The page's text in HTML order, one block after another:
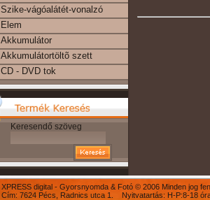
Szike-vágóalátét-vonalzó
Elem
Akkumulátor
Akkumulátortöltõ szett
CD - DVD tok
Keresendő szöveg
XPRESS digital - Gyorsnyomda & Fotó © 2006 Minden jog
Cím: 7624 Pécs, Radnics utca 1. Nyitvatartás: H-P:8-18